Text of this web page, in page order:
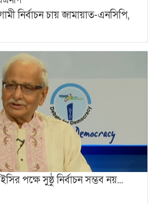
নির্বাচন চায় জামায়াত-এনসিপি,
পক্ষে সুষ্ঠু নির্বাচন সম্ভব নয়...